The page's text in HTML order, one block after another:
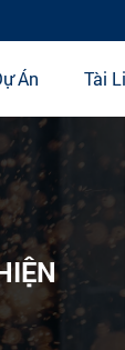
Án Tài